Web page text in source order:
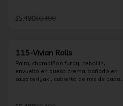
$5.490$6.490
115-Vivian Rolls
Palta, champiñon furay, cebollín,
envuelto en queso crema, bañado en
salsa teriyaki, cubierto de mix de papas